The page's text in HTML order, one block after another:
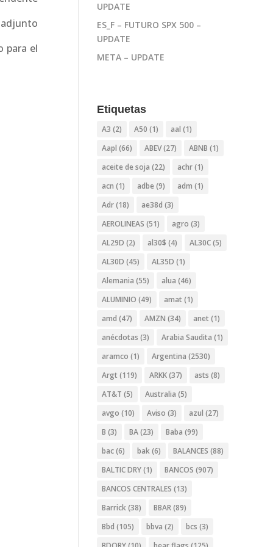
para el
UPDATE
ES_F – FUTURO SPX 500 –
UPDATE
META – UPDATE
Etiquetas
A3 (2) A50 (1) aal (1)
Aapl (66) ABEV(27) ABNB (1)
aceite de soja (22) achr(1)
acn (1) adbe (9) adm (1)
Adr(18) ae38d (3)
AEROLINEAS (51) agro (3)
AL29D (2) al30$ (4) AL30C(5)
AL30D (45) AL35D (1)
Alemania (55) alua (46)
ALUMINIO (49) amat (1)
amd (47) AMZN (34) anet (1)
anécdotas (3) Arabia Saudita (1)
aramco (1) Argentina (2530)
Argt (119) ARKK(37) asts (8)
AT&T (5) Australia (5)
avgo (10) Aviso (3) azul (27)
B (3) BA(23) Baba (99)
bac(6) bak(6) BALANCES (88)
BALTIC DRY(1) BANCOS (907)
BANCOS CENTRALES (13)
Barrick(38) BBAR(89)
Bbd (105) bbva (2) bcs (3)